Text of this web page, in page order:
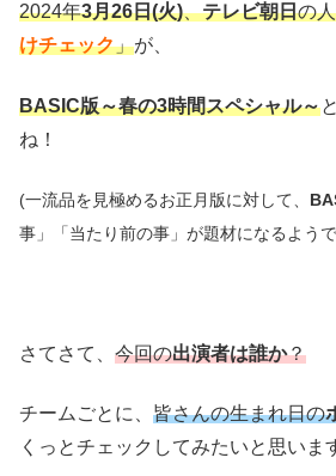
2024年3月26日(火)、テレビ朝日の
けチェック」が、
BASIC版～春の3時間スペシャル～
ね！
(一流品を見極めるお正月版に対して、
事」「当たり前の事」が題材になるよう
さてさて、 今回の出演者は誰か？
チームごとに、 皆さんの生まれ日の
くっとチェックしてみたいと思いま